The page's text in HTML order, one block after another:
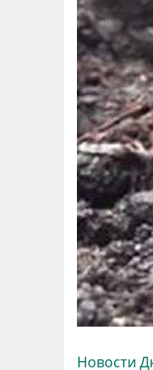
Новости